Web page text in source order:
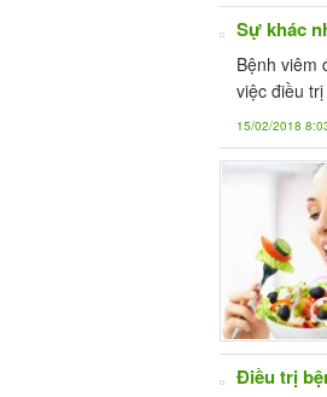
Sự khác
Bệnh viêm
việc điều
15/02/2018
Điều trị